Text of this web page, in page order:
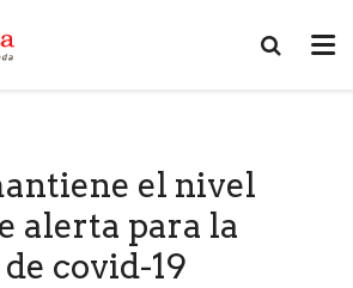
el nivel
alerta para la
covid-19